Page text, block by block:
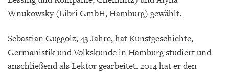
Wnukowsky (Libri GmbH, Hamburg) gewählt.
Sebastian Guggolz, 43 Jahre, hat Kunstgeschichte,
Germanistik und Volkskunde in Hamburg studiert und
anschließend als Lektor gearbeitet. 2014 hat er den